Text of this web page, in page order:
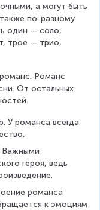
а могут быть
по-разному
один — соло,
трое — трио,
Романс
От остальных
У романса всегда
Важными
героя, ведь
романса
к эмоциям